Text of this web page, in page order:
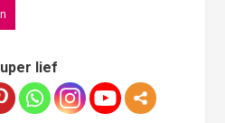
lief